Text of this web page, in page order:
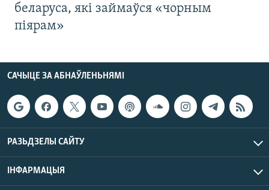
беларуса, які займаўся «чорным
піярам»
САЧЫЦЕ ЗА АБНАЎЛЕНЬНЯМІ
РАЗЬДЗЕЛЫ САЙТУ
ІНФАРМАЦЫЯ